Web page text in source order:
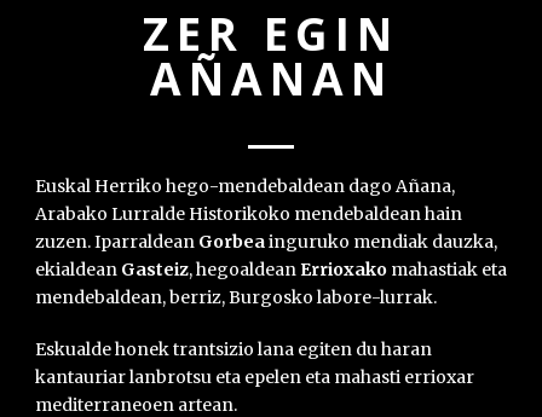
ZER EGIN
AÑANAN
Euskal Herriko hego-mendebaldean dago Añana,
Arabako Lurralde Historikoko mendebaldean hain
zuzen. Iparraldean Gorbeainguruko mendiak dauzka,
ekialdean Gasteiz, hegoaldeanErrioxako mahastiak eta
mendebaldean, berriz, Burgosko labore-lurrak.
Eskualde honek trantsizio lana egiten du haran
kantauriar lanbrotsu eta epelen eta mahasti errioxar
mediterraneoen artean.